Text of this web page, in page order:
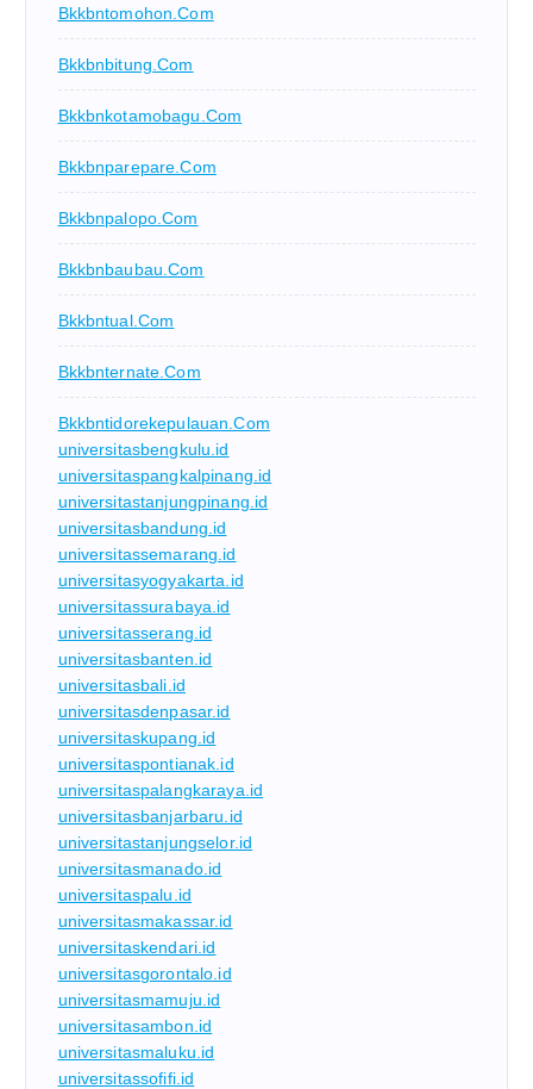
Bkkbntomohon.com
Bkkbnbitung.com
Bkkbnkotamobagu.com
Bkkbnparepare.com
Bkkbnpalopo.com
Bkkbnbaubau.com
Bkkbntual.com
Bkkbnternate.com
Bkkbntidorekepulauan.com
universitasbengkulu.id
universitaspangkalpinang.id
universitastanjungpinang.id
universitasbandung.id
universitassemarang.id
universitasyogyakarta.id
universitassurabaya.id
universitasserang.id
universitasbanten.id
universitasbali.id
universitasdenpasar.id
universitaskupang.id
universitaspontianak.id
universitaspalangkaraya.id
universitasbanjarbaru.id
universitastanjungselor.id
universitasmanado.id
universitaspalu.id
universitasmakassar.id
universitaskendari.id
universitasgorontalo.id
universitasmamuju.id
universitasambon.id
universitasmaluku.id
universitassofifi.id